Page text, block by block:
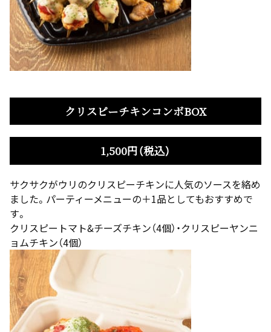
クリスピーチキンコンボBOX
1,500円（税込）
サクサクがウリのクリスピーチキンに人気のソースを絡め
ました。パーティーメニューの＋1品としてもおすすめで
す。
クリスピートマト&チーズチキン（4個）・クリスピーヤンニ
ョムチキン（4個）